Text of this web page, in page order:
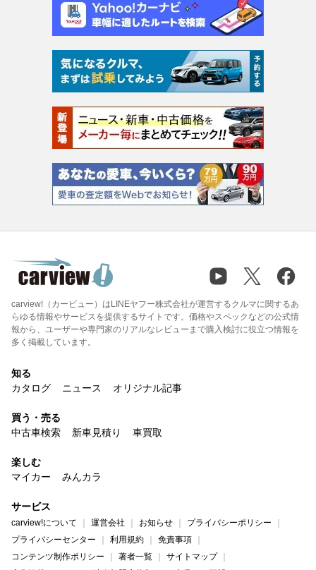
carview!（カービュー）はLINEヤフー株式会社が運営するクルマに関するあ
らゆる情報やサービスを提供するサイトです。価格やスペックなどの公式情
報から、ユーザーや専門家のリアルなレビューまで購入検討に役立つ情報を
多く掲載しています。
知る
カタログ
ニュース オリジナル記事
買う・売る
中古車検索
新車見積り 車買取
楽しむ
マイカー
みんカラ
サービス
carview!について 運営会社 お知らせ
プライバシーポリシー
プライバシーセンター
利用規約
免責事項
コンテンツ制作ポリシー
著者一覧
サイトマップ